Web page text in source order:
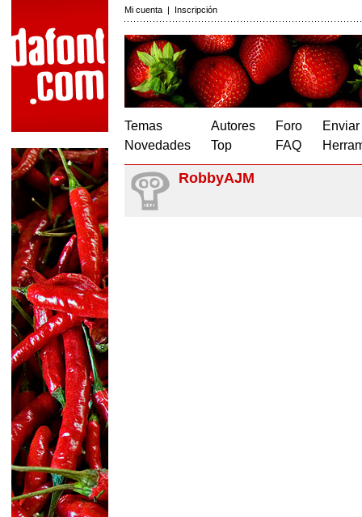
Mi cuenta | Inscripción
Temas
Novedades
Autores
Top
Foro
FAQ
RobbyAJM